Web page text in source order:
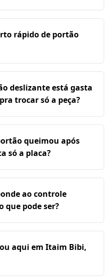
rápido de portão
deslizante está gasta
trocar só a peça?
queimou após
só a placa?
ao controle
que pode ser?
aqui em Itaim Bibi,